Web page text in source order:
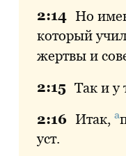
2:14 Но
который
жертвы и
2:15 Так и у
2:16 Итак, а
уст.